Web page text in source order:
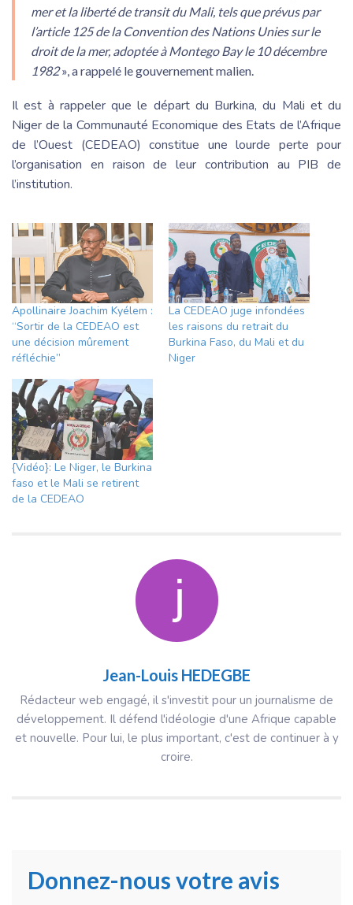
mer et la liberté de transit du Mali, tels que prévus par
l’article 125 de la Convention des Nations Unies sur le
droit de la mer, adoptée à Montego Bay le 10 décembre
1982», a rappelé le gouvernement malien.
Il est à rappeler que le départ du Burkina, du Mali et du
Niger de la Communauté Economique des Etats de l’Afrique
de l’Ouest (CEDEAO) constitue une lourde perte pour
l’organisation en raison de leur contribution au PIB de
l’institution.
Apollinaire Joachim Kyélem :
“Sortir de la CEDEAO est
une décision mûrement
réfléchie”
La CEDEAO juge infondées
les raisons du retrait du
Burkina Faso, du Mali et du
Niger
{Vidéo}: Le Niger, le Burkina
faso et le Mali se retirent
de la CEDEAO
Jean-Louis HEDEGBE
Rédacteur web engagé, il s'investit pour un journalisme de
développement. Il défend l'idéologie d'une Afrique capable
et nouvelle. Pour lui, le plus important, c'est de continuer à y
croire.
Donnez-nous votre avis